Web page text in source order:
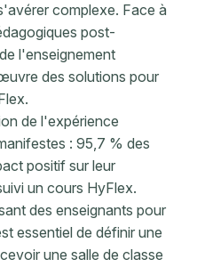
complexe. Face à
post-
l'enseignement
des solutions pour
de l'expérience
: 95,7 % des
positif sur leur
un cours HyFlex.
des enseignants pour
essentiel de définir une
une salle de classe